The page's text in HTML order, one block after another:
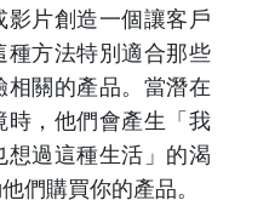
片創造一個讓客戶
方法特別適合那些
關的產品。當潛在
，他們會產生「我
過這種生活」的渴
們購買你的產品。